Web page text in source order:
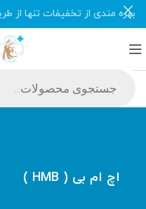
اچ ام بی ( HMB )
بهره مندی از تخفیفات تنها از